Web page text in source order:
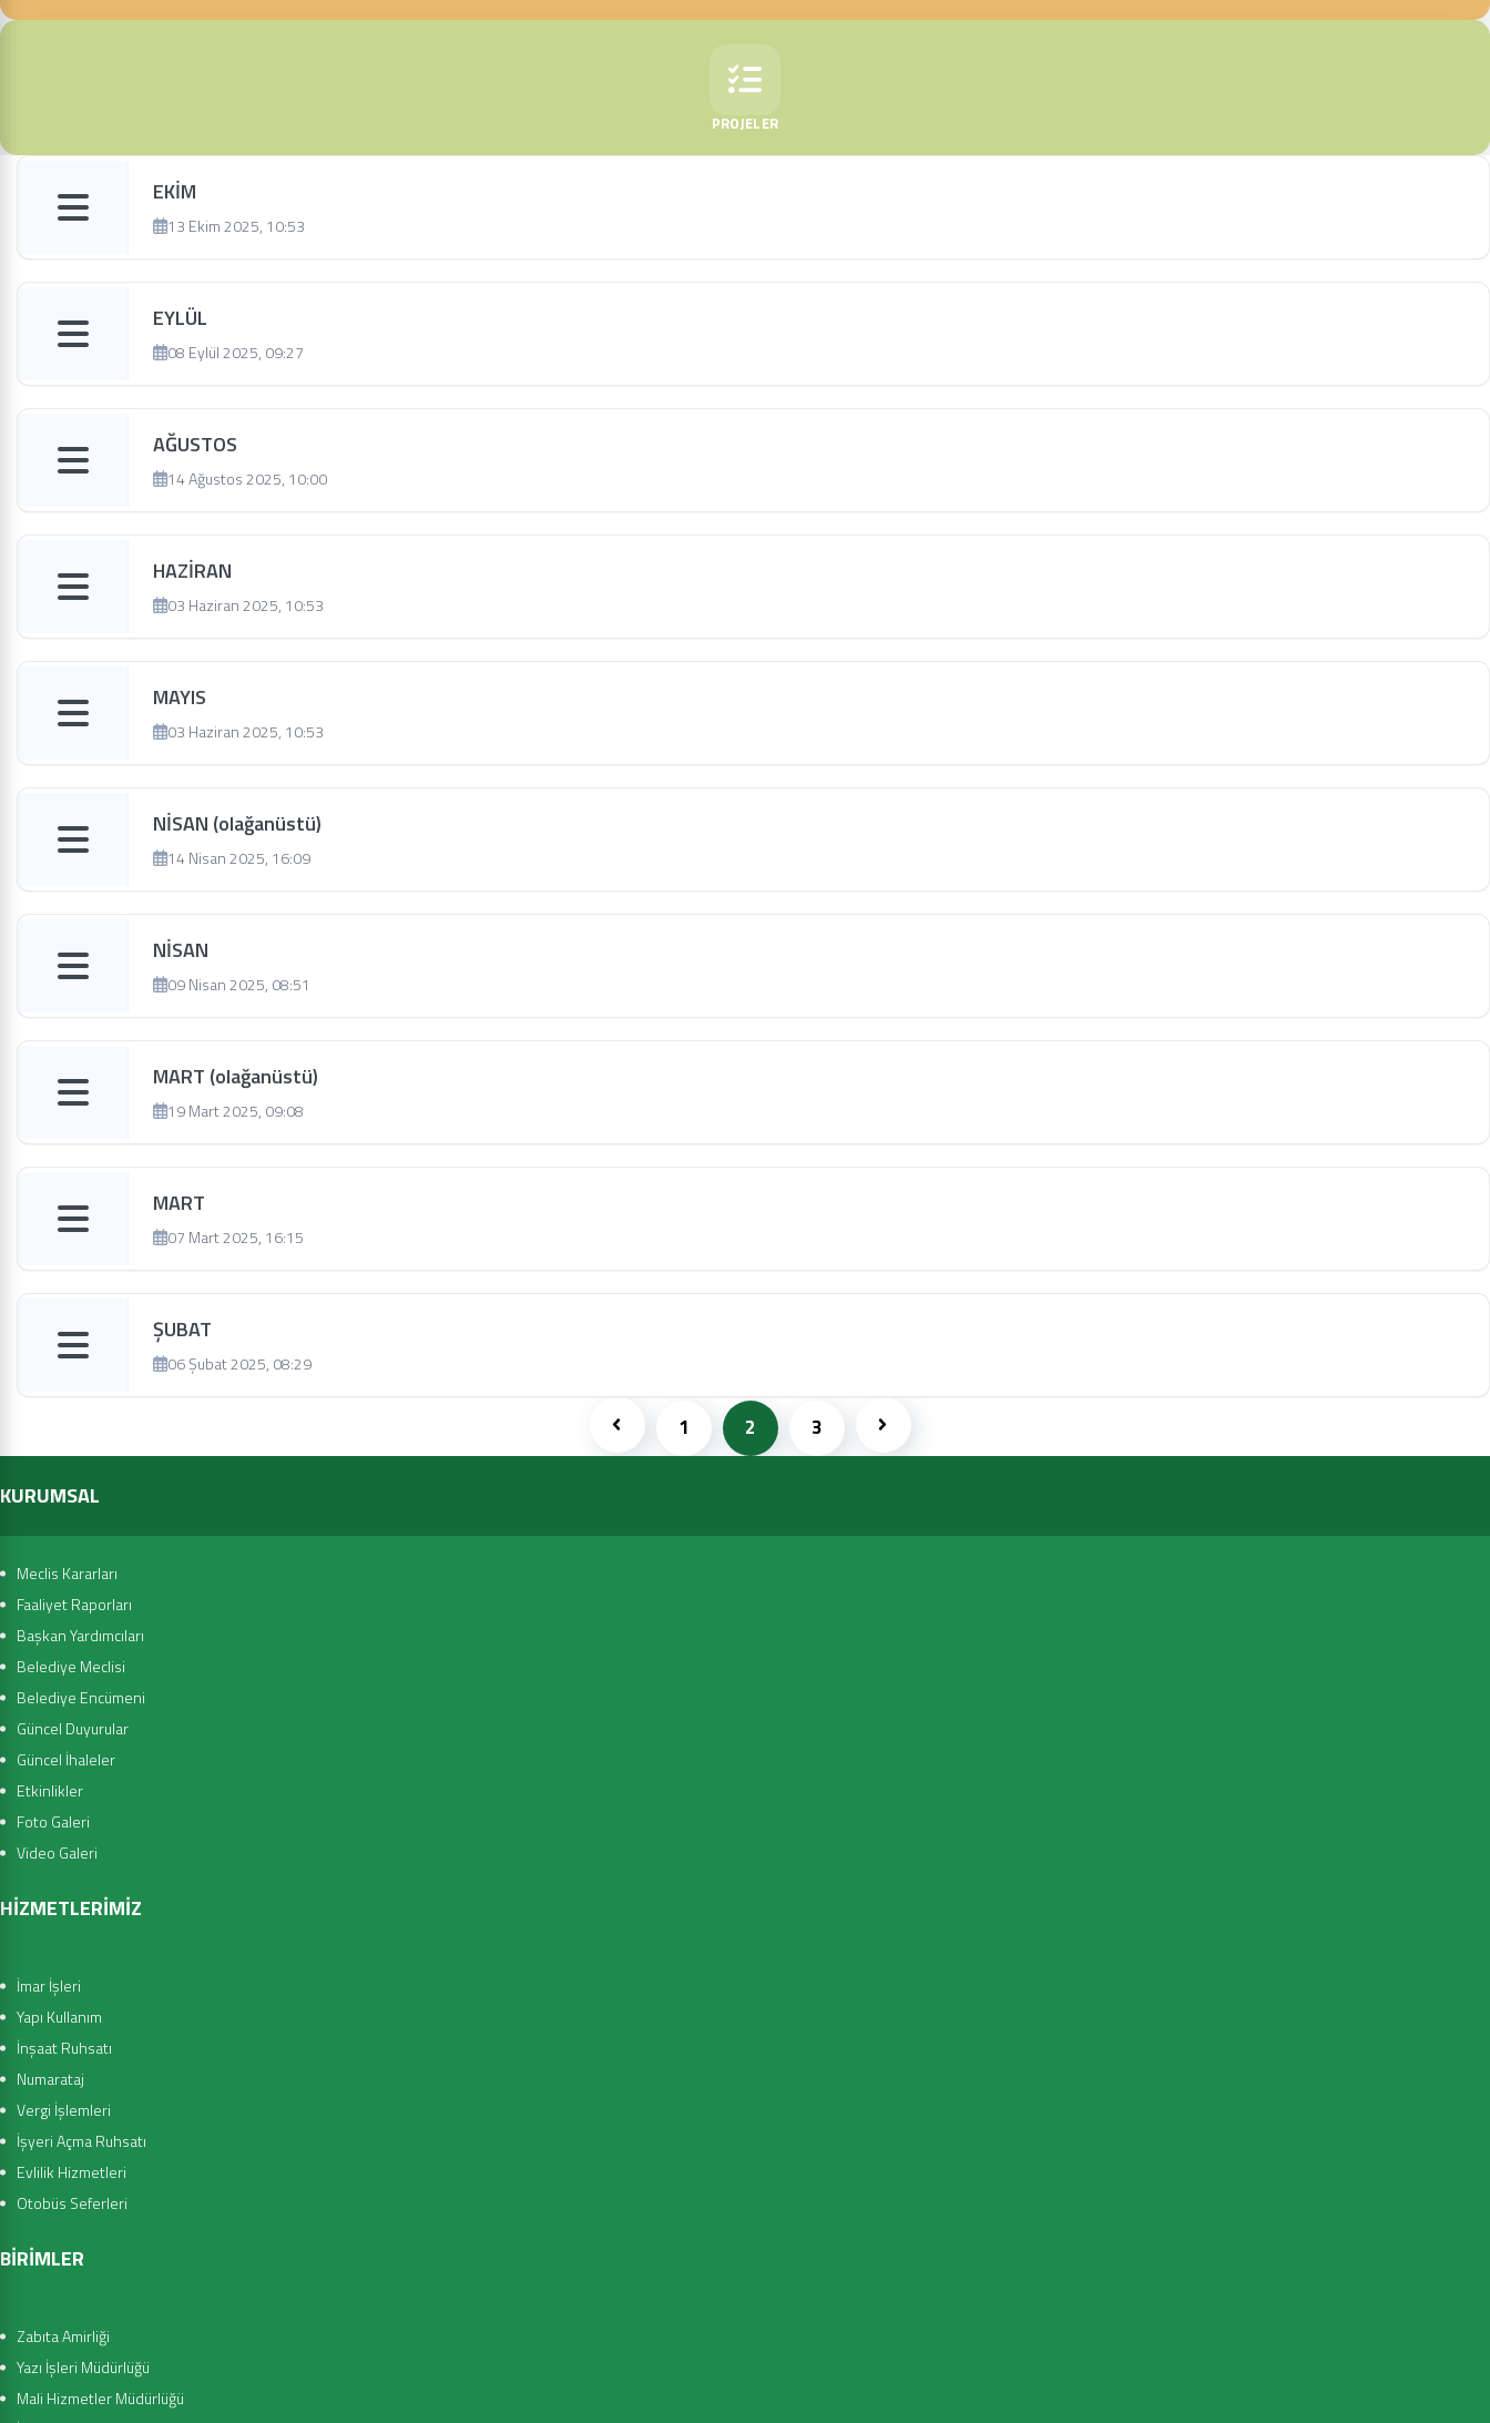
PROJELER
EKİM
13 Ekim 2025, 10:53
EYLÜL
08 Eylül 2025, 09:27
AĞUSTOS
14 Ağustos 2025, 10:00
HAZİRAN
03 Haziran 2025, 10:53
MAYIS
03 Haziran 2025, 10:53
NİSAN (olağanüstü)
14 Nisan 2025, 16:09
NİSAN
09 Nisan 2025, 08:51
MART (olağanüstü)
19 Mart 2025, 09:08
MART
07 Mart 2025, 16:15
ŞUBAT
06 Şubat 2025, 08:29
1 2 3
KURUMSAL
Meclis Kararları
Faaliyet Raporları
Başkan Yardımcıları
Belediye Meclisi
Belediye Encümeni
Güncel Duyurular
Güncel İhaleler
Etkinlikler
Foto Galeri
Video Galeri
HİZMETLERİMİZ
İmar İşleri
Yapı Kullanım
İnşaat Ruhsatı
Numarataj
Vergi İşlemleri
İşyeri Açma Ruhsatı
Evlilik Hizmetleri
Otobüs Seferleri
BİRİMLER
Zabıta Amirliği
Yazı İşleri Müdürlüğü
Mali Hizmetler Müdürlüğü